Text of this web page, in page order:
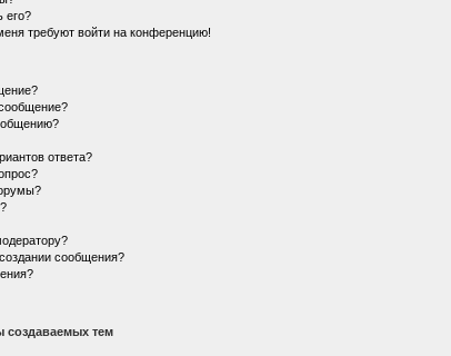
его?
требуют войти на конференцию!
ответа?
сообщения?
тем